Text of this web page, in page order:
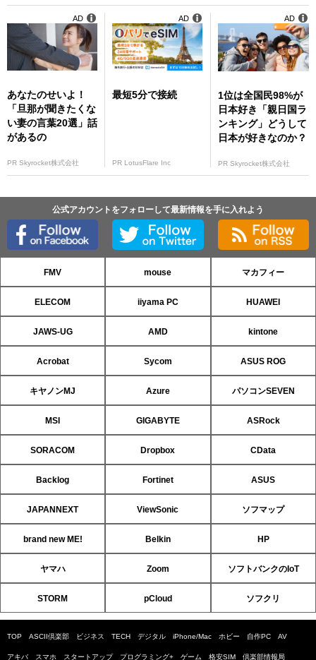
あなたのせいよ！
「旦那が聞きたくな
い妻の言葉20選」話
があるの
PR Skyrocket株式会社
AD
最短5分で接続
PR LotusFlare Inc
AD
1位は全国民98%が
日本好き「親日国ラ
ンキング」どうして
日本が好きなのか？
PR Skyrocket株式会社
AD
公式アカウントをフォローして最新情報を手に入れよう
FMV mouse マカフィー
ELECOM iiyama PC HUAWEI
JAWS-UG AMD kintone
Acrobat Sycom ASUS ROG
キヤノンMJ Azure パソコンSEVEN
MSI GIGABYTE ASRock
SORACOM Dropbox CData
Backlog Fortinet ASUS
JAPANNEXT ViewSonic ソフマップ
brand new ME! Belkin HP
ヤマハ Zoom ソフトバンクのIoT
STORM pCloud ソフクリ
TOP ASCII倶楽部 ビジネス TECH デジタル iPhone/Mac ホビー 自作PC AV
アキバ スマホ スタートアップ プログラミング+ ゲーム 格安SIM 倶楽部情報局